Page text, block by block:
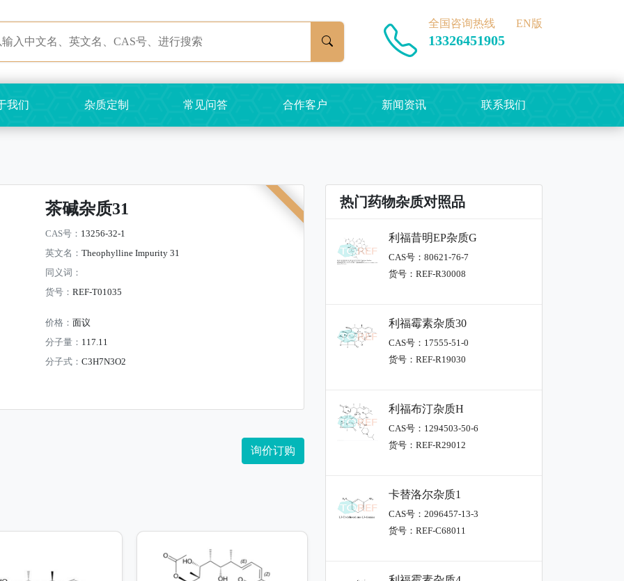
全国咨询热线
13326451905
EN版
我们 杂质定制 常见问答 合作客户 新闻资讯 联系我们
茶碱杂质31
CAS号： 13256-32-1
英文名： Theophylline Impurity 31
同义词：
货号： REF-T01035
价格： 面议
分子量： 117.11
分子式： C3H7N3O2
询价订购
热门药物杂质对照品
利福昔明EP杂质G
CAS号：80621-76-7
货号：REF-R30008
利福霉素杂质30
CAS号：17555-51-0
货号：REF-R19030
利福布汀杂质H
CAS号：1294503-50-6
货号：REF-R29012
卡替洛尔杂质1
CAS号：2096457-13-3
货号：REF-C68011